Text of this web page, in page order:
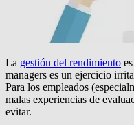
La gestión del rendimiento
managers es un ejercicio
Para los empleados
malas experiencias de
evitar.